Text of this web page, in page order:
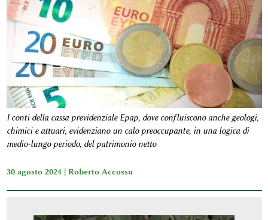
I conti della cassa previdenziale Epap, dove confluiscono anche geologi,
chimici e attuari, evidenziano un calo preoccupante, in una logica di
medio-lungo periodo, del patrimonio netto
30 agosto 2024 | Roberto Accossu